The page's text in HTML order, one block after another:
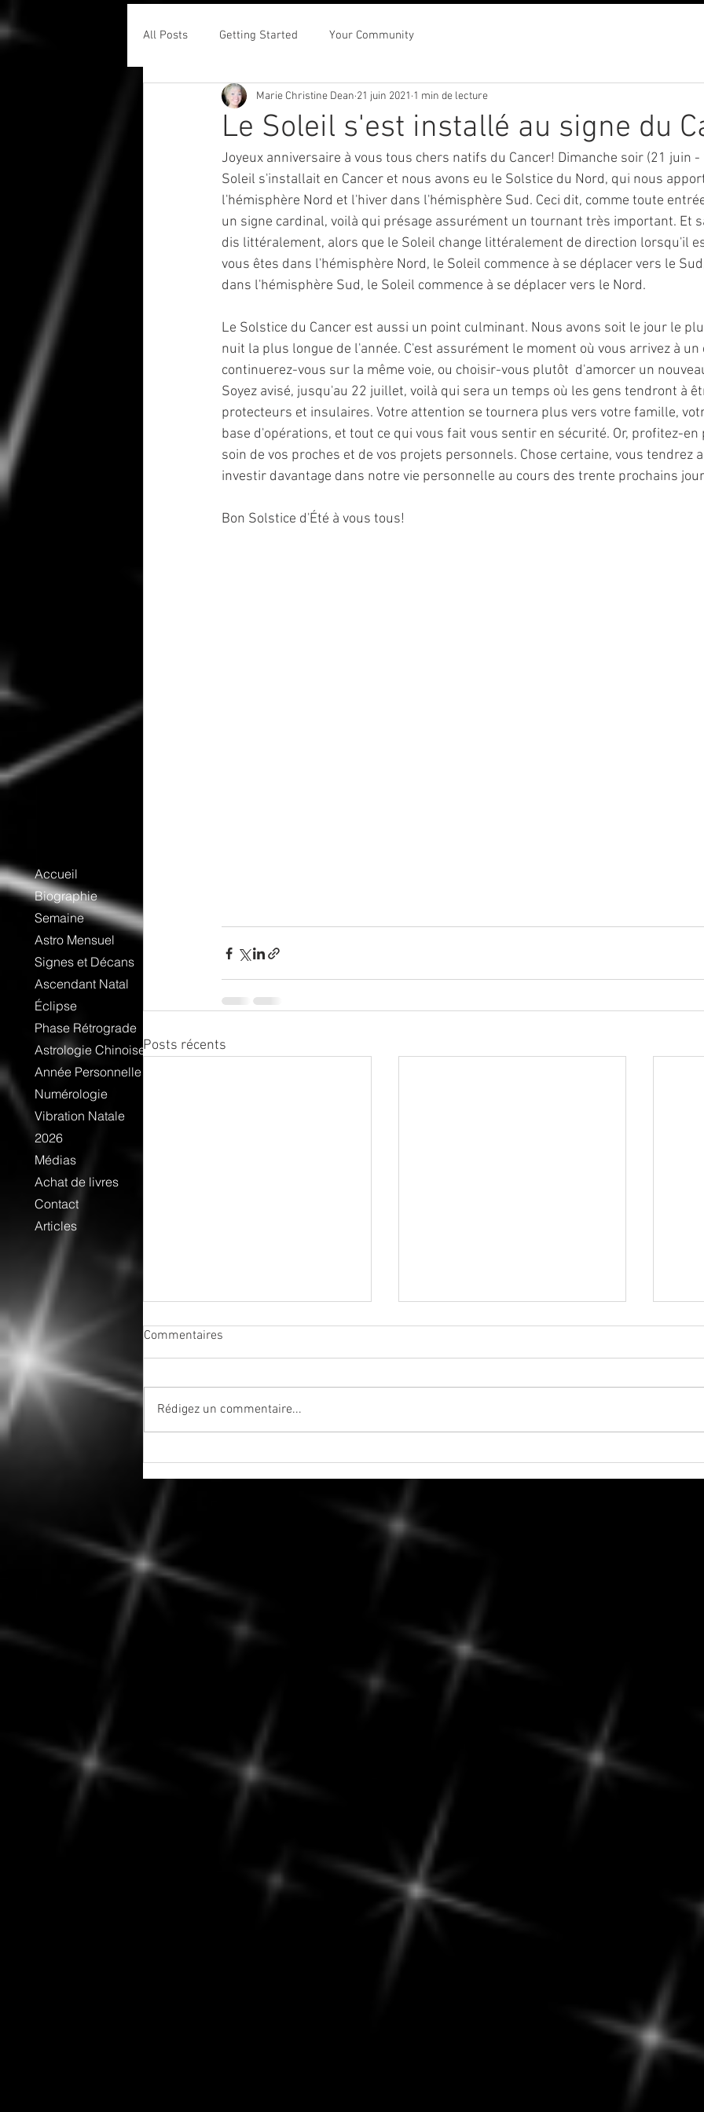
Accueil
Biographie
Semaine
Astro Mensuel
Signes et Décans
Ascendant Natal
Éclipse
Phase Rétrograde
Astrologie Chinoise
Année Personnelle
Numérologie
Vibration Natale
2026
Médias
Achat de livres
Contact
Articles
All Posts Getting Started Your Community
Le Soleil s'est installé au signe du
Marie Christine Dean 21 juin 2021 1 min de lecture
Joyeux anniversaire à vous tous chers natifs du Cancer! Dimanche soir (21 juin -
Soleil s'installait en Cancer et nous avons eu le Solstice du Nord, qui nous
l'hémisphère Nord et l'hiver dans l'hémisphère Sud. Ceci dit, comme toute
un signe cardinal, voilà qui présage assurément un tournant très important. Et
dis littéralement, alors que le Soleil change littéralement de direction lorsqu'il
vous êtes dans l'hémisphère Nord, le Soleil commence à se déplacer vers le
dans l'hémisphère Sud, le Soleil commence à se déplacer vers le Nord.
Le Solstice du Cancer est aussi un point culminant. Nous avons soit le jour le
nuit la plus longue de l'année. C'est assurément le moment où vous arrivez à un
continuerez-vous sur la même voie, ou choisir-vous plutôt  d'amorcer un
Soyez avisé, jusqu'au 22 juillet, voilà qui sera un temps où les gens tendront à
protecteurs et insulaires. Votre attention se tournera plus vers votre famille,
base d'opérations, et tout ce qui vous fait vous sentir en sécurité. Or, profitez-
soin de vos proches et de vos projets personnels. Chose certaine, vous tendrez
investir davantage dans notre vie personnelle au cours des trente prochains
Bon Solstice d'Été à vous tous!
Posts récents
Commentaires
Rédigez un commentaire...